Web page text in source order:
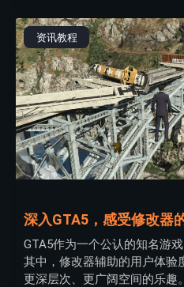
资讯教程
深入GTA5，感受修改器
GTA5作为一个公认的知名游
其中，修改器辅助的用户体验
更深层次、更广阔空间的乐趣